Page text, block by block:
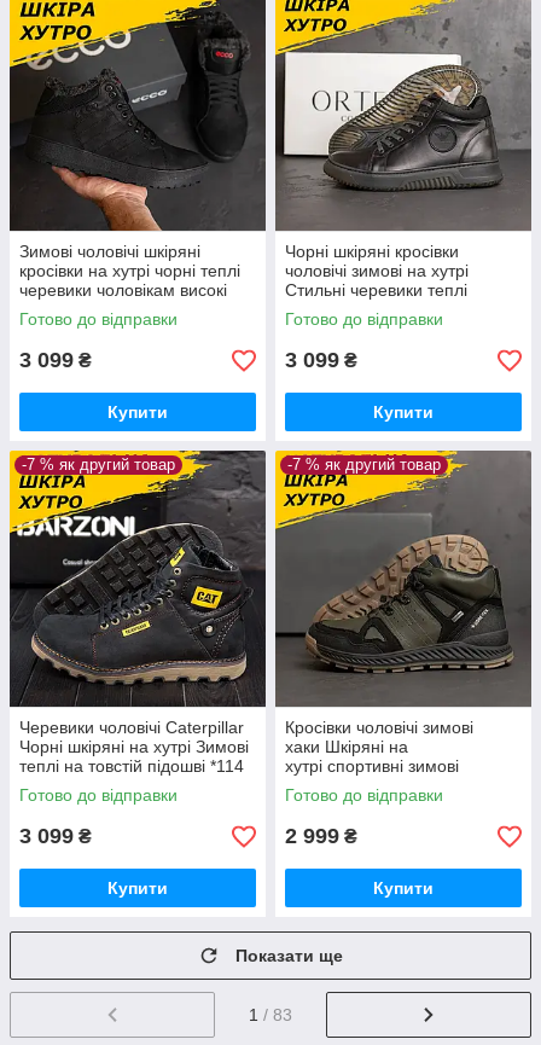
Зимові чоловічі шкіряні
кросівки на хутрі чорні теплі
черевики чоловікам високі
натуральна шкіра зима *K-02
ч бот*
Готово до відправки
3 099 ₴
Купити
Чорні шкіряні кросівки
чоловічі зимові на хутрі
Стильні черевики теплі
повсякденні на товстій
підошві *179ч.кож*
Готово до відправки
3 099 ₴
Купити
-7 % як другий товар
Черевики чоловічі Caterpillar
Чорні шкіряні на хутрі Зимові
теплі на товстій підошві *114
ч.р*
Готово до відправки
3 099 ₴
Купити
-7 % як другий товар
Кросівки чоловічі зимові
хаки Шкіряні на
хутрі спортивні зимові
черевики теплі Високі зі шкіри
*ed ол бот*
Готово до відправки
2 999 ₴
Купити
Показати ще
1 / 83